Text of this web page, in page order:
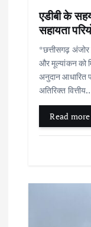
एडीबी के
सहायता
*छत्तीसगढ़ अंजोर
और मूल्यांकन को
अनुदान आधारित
अतिरिक्त
Read more